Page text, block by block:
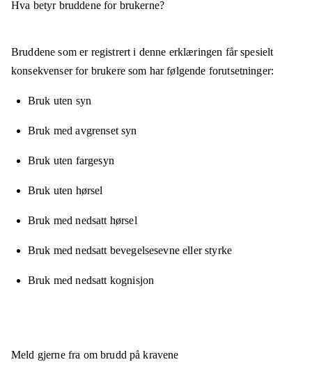
Hva betyr bruddene for brukerne?
Bruddene som er registrert i denne erklæringen får spesielt
konsekvenser for brukere som har følgende forutsetninger:
Bruk uten syn
Bruk med avgrenset syn
Bruk uten fargesyn
Bruk uten hørsel
Bruk med nedsatt hørsel
Bruk med nedsatt bevegelsesevne eller styrke
Bruk med nedsatt kognisjon
Meld gjerne fra om brudd på kravene